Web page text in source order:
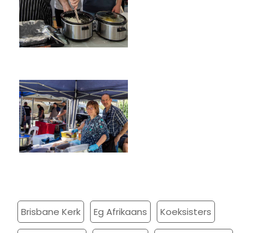
Brisbane Kerk Eg Afrikaans Koeksisters